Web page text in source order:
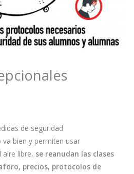
de seguridad
va bien y permiten usar
aire libre, se reanudan las clases
precios, protocolos de